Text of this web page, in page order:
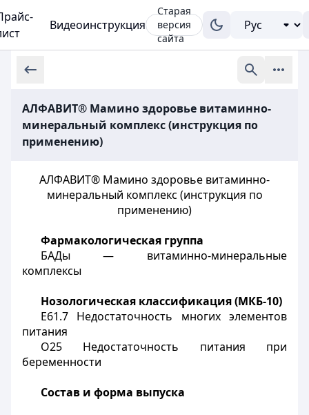
Видеоинструкция
Старая
версия
сайта
АЛФАВИТ® Мамино здоровье витаминно-
минеральный комплекс (инструкция по
применению)
АЛФАВИТ® Мамино здоровье витаминно-
минеральный комплекс (инструкция по
применению)
Фармакологическая группа
БАДы — витаминно-минеральные
комплексы
Нозологическая классификация (МКБ-10)
E61.7 Недостаточность многих элементов
питания
O25 Недостаточность питания при
беременности
Состав и форма выпуска